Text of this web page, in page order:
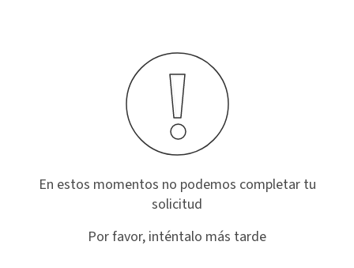
En estos momentos no podemos completar tu
solicitud
Por favor, inténtalo más tarde